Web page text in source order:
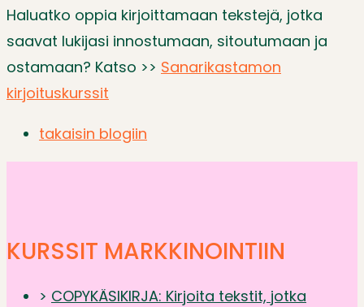
Haluatko oppia kirjoittamaan tekstejä, jotka
saavat lukijasi innostumaan, sitoutumaan ja
ostamaan? Katso >> Sanarikastamon
kirjoituskurssit
takaisin blogiin
KURSSIT MARKKINOINTIIN
> COPYKÄSIKIRJA: Kirjoita tekstit, jotka